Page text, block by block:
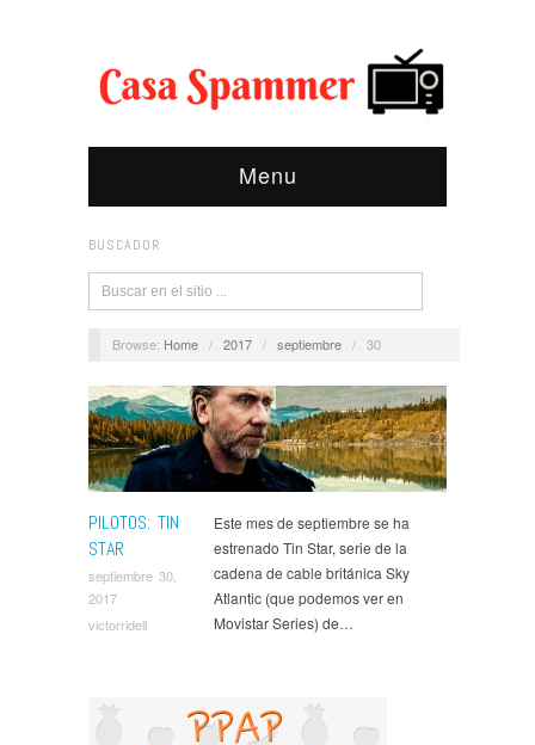
Menu
BUSCADOR
Browse: Home / 2017 / septiembre / 30
PILOTOS: TIN
STAR
septiembre 30,
2017
victorridell
Opinión,Pilotos,Tin Star
Este mes de septiembre se ha
estrenado Tin Star, serie de la
cadena de cable británica Sky
Atlantic (que podemos ver en
Movistar Series) de…